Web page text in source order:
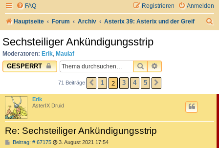
FAQ Anmelden
Registrieren
Hauptseite Forum Archiv Asterix 39: Asterix und der Greif
Sechsteiliger Ankündigungsstrip
Moderatoren: Erik, Maulaf
GESPERRT SUCHEERWEITERTE
71 Beiträge VORHERIGE
1 2 3 4 5
Erik
AsterIX Druid
Re: Sechsteiliger Ankündigungsstrip
Beitrag: # 67175B 3. August 2021 17:54